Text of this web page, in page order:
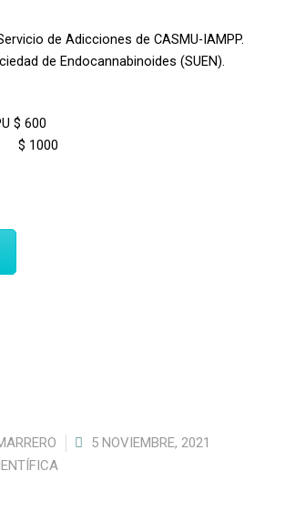
de Adicciones de CASMU-IAMPP.
de Endocannabinoides (SUEN).
$ 600
1000
5 NOVIEMBRE, 2021